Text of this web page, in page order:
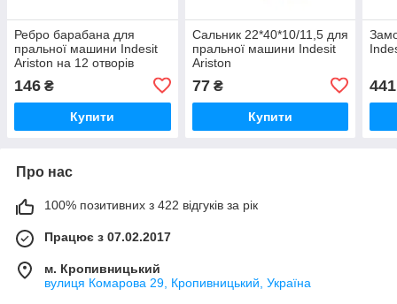
Ребро барабана для
пральної машини Indesit
Ariston на 12 отворів
146 ₴
Купити
Сальник 22*40*10/11,5 для
пральної машини Indesit
Ariston
77₴
Купити
441
Про нас
100% позитивних з 422 відгуків за рік
Працює з 07.02.2017
м. Кропивницький
вулиця Комарова 29, Кропивницький, Україна